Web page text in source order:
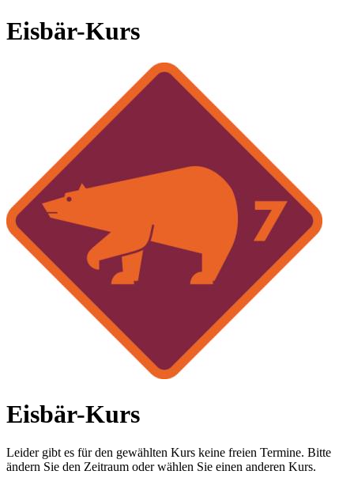
Eisbär-Kurs
Eisbär-Kurs
Leider gibt es für den gewählten Kurs keine freien Termine. Bitte
ändern Sie den Zeitraum oder wählen Sie einen anderen Kurs.